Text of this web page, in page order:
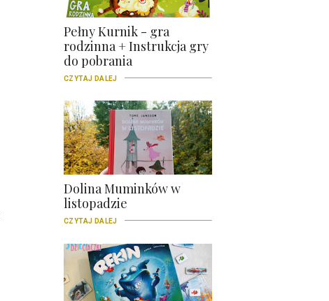
Pełny Kurnik - gra
rodzinna + Instrukcja gry
do pobrania
CZYTAJ DALEJ
Dolina Muminków w
listopadzie
CZYTAJ DALEJ